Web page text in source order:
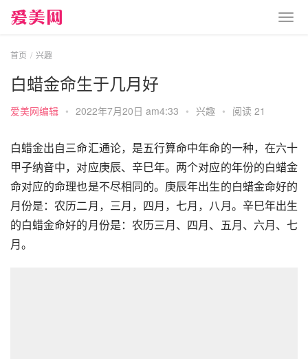
首页 兴趣
白蜡金命生于几月好
爱美网编辑 • 2022年7月20日 am4:33 • 兴趣 • 阅读 21
白蜡金出自三命汇通论，是五行算命中年命的一种，在六十
甲子纳音中，对应庚辰、辛巳年。两个对应的年份的白蜡金
命对应的命理也是不尽相同的。庚辰年出生的白蜡金命好的
月份是：农历二月，三月，四月，七月，八月。辛巳年出生
的白蜡金命好的月份是：农历三月、四月、五月、六月、七
月。